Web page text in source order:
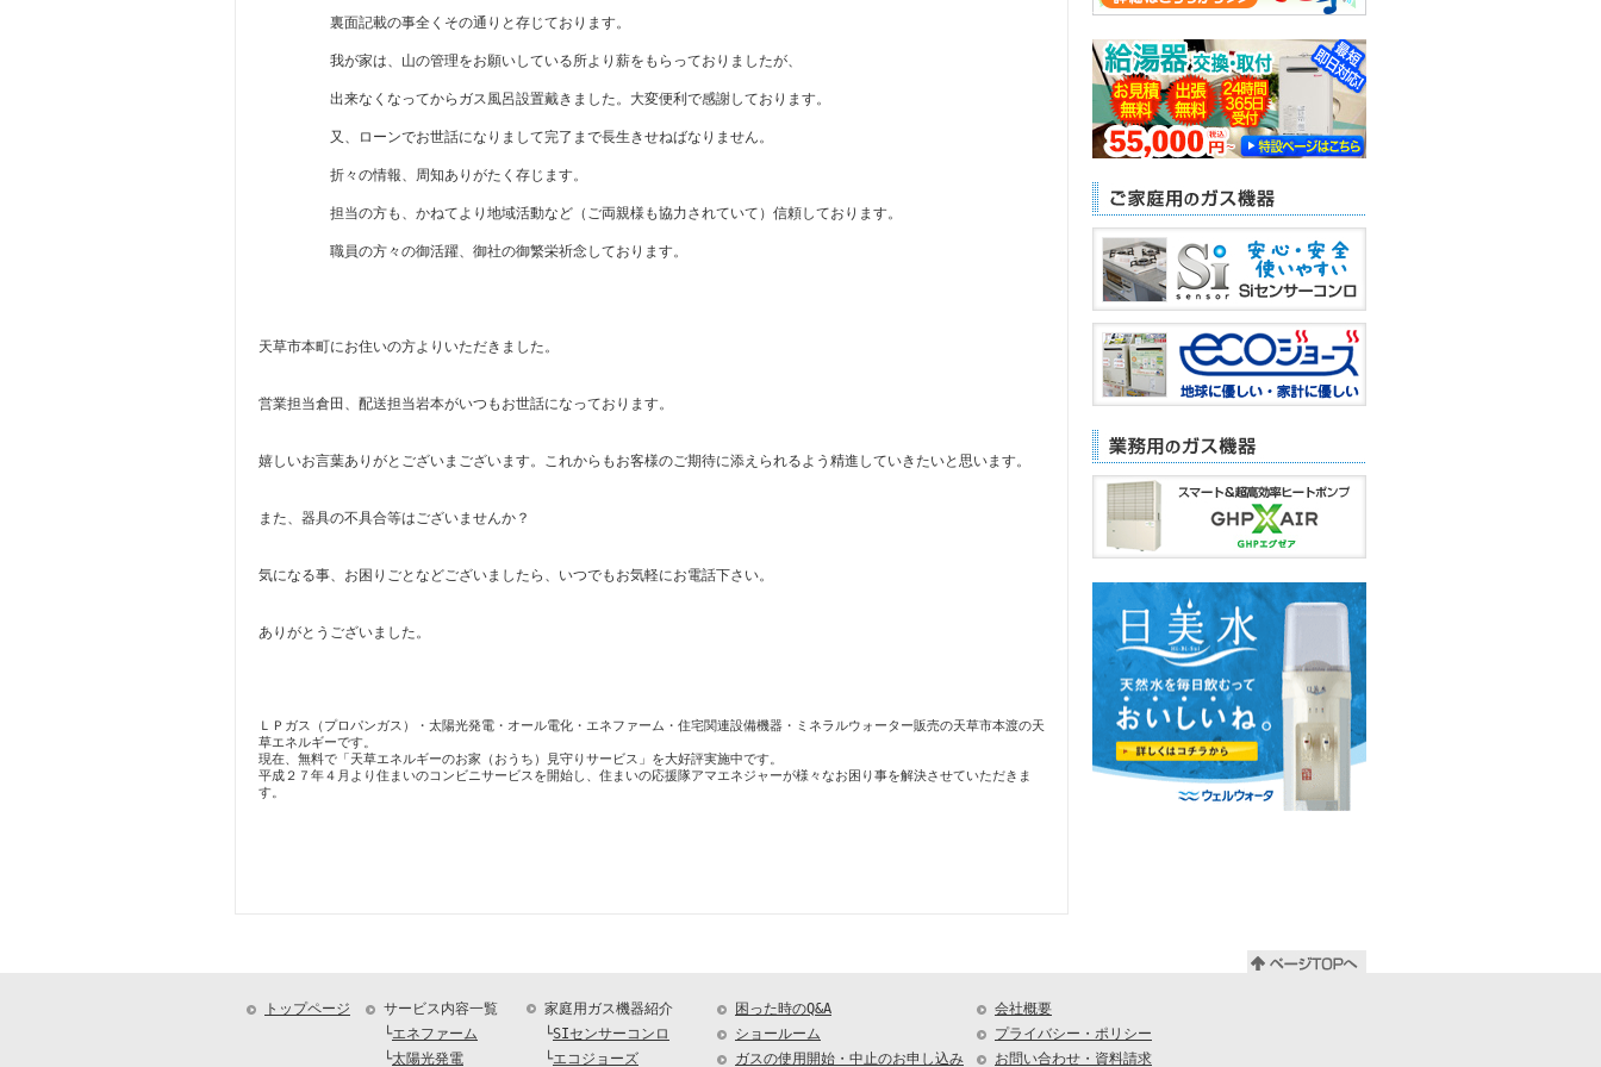
裏面記載の事全くその通りと存じております。
我が家は、山の管理をお願いしている所より薪をもらっておりましたが、
出来なくなってからガス風呂設置戴きました。大変便利で感謝しております。
又、ローンでお世話になりまして完了まで長生きせねばなりません。
折々の情報、周知ありがたく存じます。
担当の方も、かねてより地域活動など（ご両親様も協力されていて）信頼しております。
職員の方々の御活躍、御社の御繁栄祈念しております。
天草市本町にお住いの方よりいただきました。
営業担当倉田、配送担当岩本がいつもお世話になっております。
嬉しいお言葉ありがとございまございます。これからもお客様のご期待に添えられるよう精進していきたいと思います。
また、器具の不具合等はございませんか？
気になる事、お困りごとなどございましたら、いつでもお気軽にお電話下さい。
ありがとうございました。
ＬＰガス（プロパンガス）・太陽光発電・オール電化・エネファーム・住宅関連設備機器・ミネラルウォーター販売の天草市本渡の天
草エネルギーです。
現在、無料で「天草エネルギーのお家（おうち）見守りサービス」を大好評実施中です。
平成２７年４月より住まいのコンビニサービスを開始し、住まいの応援隊アマエネジャーが様々なお困り事を解決させていただきま
す。
トップページ
サービス内容一覧
└エネファーム
└太陽光発電
家庭用ガス機器紹介
└SIセンサーコンロ
└エコジョーズ
困った時のQ&A
ショールーム
ガスの使用開始・中止のお申し込み
会社概要
プライバシー・ポリシー
お問い合わせ・資料請求